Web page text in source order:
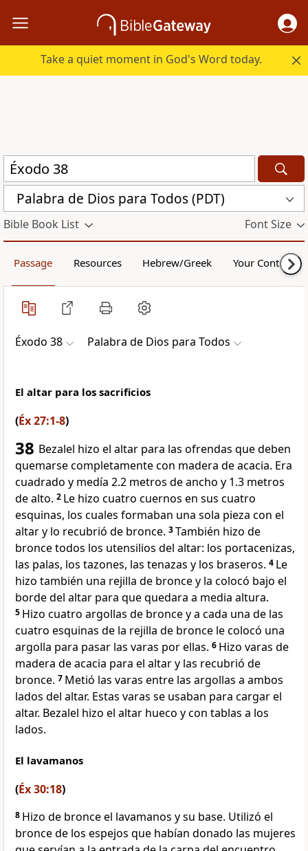
Take a quiet moment in God's Word today.
Palabra de Dios para Todos (PDT)
Bible Book List Font Size
Passage Resources Hebrew/Greek Your Content
Éxodo 38 Palabra de Dios para Todos
El altar para los sacrificios
(Éx 27:1-8)
38 Bezalel hizo el altar para las ofrendas que deben
quemarse completamente con madera de acacia. Era
cuadrado y medía 2.2 metros de ancho y 1.3 metros
de alto. 2 Le hizo cuatro cuernos en sus cuatro
esquinas, los cuales formaban una sola pieza con el
altar y lo recubrió de bronce. 3También hizo de
bronce todos los utensilios del altar: los portacenizas,
las palas, los tazones, las tenazas y los braseros. 4 Le
hizo también una rejilla de bronce y la colocó bajo el
borde del altar para que quedara a media altura.
5 Hizo cuatro argollas de bronce y a cada una de las
cuatro esquinas de la rejilla de bronce le colocó una
argolla para pasar las varas por ellas. 6 Hizo varas de
madera de acacia para el altar y las recubrió de
bronce. 7 Metió las varas entre las argollas a ambos
lados del altar. Estas varas se usaban para cargar el
altar. Bezalel hizo el altar hueco y con tablas a los
lados.
El lavamanos
(Éx 30:18)
8 Hizo de bronce el lavamanos y su base. Utilizó el
bronce de los espejos que habían donado las mujeres